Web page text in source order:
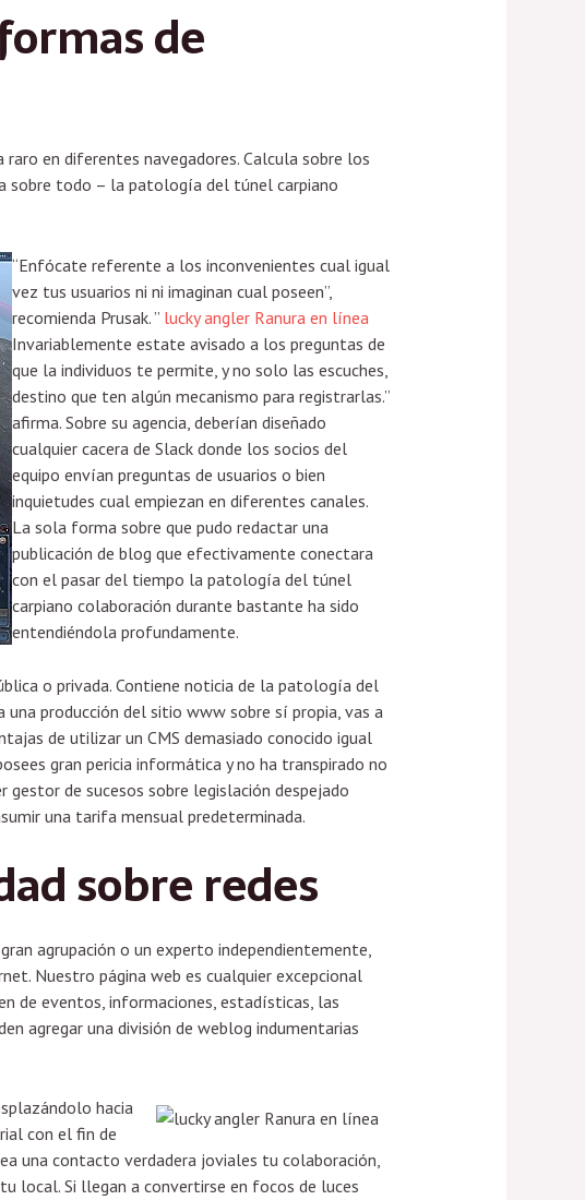
de
en diferentes navegadores. Calcula sobre los
sobre todo – la patologí­a del túnel carpiano
“Enfócate referente a los inconvenientes cual igual
vez tus usuarios ni ni imaginan cual poseen”,
recomienda Prusak. ” lucky angler Ranura en línea
Invariablemente estate avisado a los preguntas de
que la individuos te permite, y no solo las escuches,
destino que ten algún mecanismo para registrarlas.”
afirma. Sobre su agencia, deberían diseñado
cualquier cacera de Slack donde los socios del
equipo envían preguntas de usuarios o bien
inquietudes cual empiezan en diferentes canales.
La sola forma sobre que pudo redactar una
publicación de blog que efectivamente conectara
con el pasar del tiempo la patologí­a del túnel
carpiano colaboración durante bastante ha sido
entendiéndola profundamente.
o privada. Contiene noticia de la patologí­a del
producción del sitio www sobre sí propia, vas a
de utilizar un CMS demasiado conocido igual
gran pericia informática y no ha transpirado no
gestor de sucesos sobre legislación despejado
una tarifa mensual predeterminada.
sobre redes
agrupación o un experto independientemente,
Nuestro página web es cualquier excepcional
de eventos, informaciones, estadísticas, las
agregar una división de weblog indumentarias
hacia
con el fin de
una contacto verdadera joviales tu colaboración,
local. Si llegan a convertirse en focos de luces